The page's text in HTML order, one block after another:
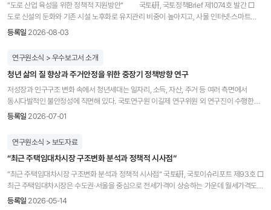
“도로 산업 육성을 위한 정책적 지원방안” 국토硏, 국토정책Brief 제1074호 발간 □
도로 신설의 둔화와 기존 시설 노후화로 유지관리 비중이 높아지고, 사물 인터넷·스마트
건설 등 첨단기술이 도입됨에 따라 건설사업 위주에서 산업적 관점으로의 도로 정책 전환이
□ 국토연구원(원장 임재만) 도로정책연구센터 김혜란 연구위원과 연구진은 국토정책 Brief
제1074호 “도로 산업 육성을 위한 정책적 지원방안”을 발간하고 정책방안을 제안하였다. □
도로 산업 관계기관의 기존 업계 현황을 파악하고 이해당사자와 전문가 의견수렴을
바탕으로 도로 산업의 발전을 저해하는 주요 현안을 다음과 같이 진단 ◦ BIM의 속성과 기존
정착을 위한 시장 기반(발주·단가·인증 체계·표준 시방서 등)과 교육·훈련 미비 ◦ AI 등 기반
고도화 지체, 업체 규모 관련 규제 등으로 인한 기술 정체와 데이터 개방·표준화·연계 미흡
□ 김혜란 연구위원과 연구진은 브리프를 통해 다음과 같은 정책 지원방안을 제시하였다.
BIM 라이브러리 고도화 및 스마트 건설기술 개발·교육·도입 효과 계량화 등 투자 확대 추진
◦ (시설 노후화에 대응하기 위한 유지관리 중심으로의 산업 이동) 도로 산업 구조 재편을
위한 유지관리사업 중·대형화와 AI·IoT 기반 선제적 유지관리로의 전환 촉진 및 관련 전문가
등록일 2026-08-03
연구원소식 > 우수보고서 소개
청년 삶의 질 향상과 주거안정을 위한 중장기 정책방향 연구
저성장과 인구구조 변화 속에서 청년세대는 일자리, 소득, 자산, 주거 등 여러 측면에서
동시다발적인 불안정성에 직면해 있다. 국토연구원 이길제 연구위원 외 연구진이 수행한
「청년 삶의 질 향상과 주거안정을 위한 중장기 정책 방향 연구」는 이러한 문제의식 위에서
어떻게 변화해 왔는지를 검토하고, 여기에 청년 당사자와 현장 활동가를 대상으로 한
초점집단면접(FGI) 결과를 더해 통계와 현장의 목소리를 함께 담아냈다. 이를 토대로
‘청년의 자립과 사회통합 기반으로서 주거’라는 2035년 청년 주거의 미래 비전을 새롭게
설정하고, 사각지대 없는 주거안전망 강화, 교육·일자리 연계 등 6대 부문에 걸친 중장기
저출산고령사회위원회 인구·재정분과에 참여하면서 본격적으로 청년 주거문제를 해결하기
등록일 2026-07-01
연구원소식 > 보도자료
“최근 주택임대차시장 구조변화 분석과 정책적 시사점”
“최근 주택임대차시장 구조변화 분석과 정책적 시사점” 국토硏, 국토이슈리포트 제93호 □
최근 주택임대차시장은 수도권·서울을 중심으로 전세가격이 상승하는 가운데 월세가격도
전국적으로 상승세를 지속하고 있으며, 전월세 매물 감소 등 매물량 변화에 관심이 집중되고
등록일 2026-05-14